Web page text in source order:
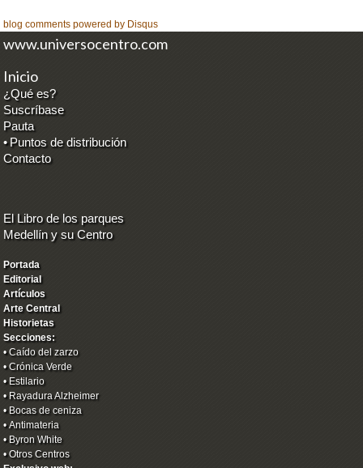
blog comments powered by Disqus
www.universocentro.com
Inicio
¿Qué es?
Suscríbase
Pauta
• Puntos de distribución
Contacto
El Libro de los parques
Medellín y su Centro
Portada
Editorial
Artículos
Arte Central
Historietas
Secciones:
•Caído del zarzo
•Crónica Verde
• Estilario
• Rayadura Alzheimer
• Bocas de ceniza
•Antimateria
• Byron White
•Otros Centros